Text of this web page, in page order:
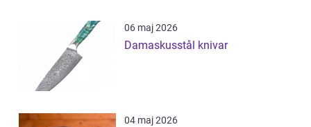
06 maj 2026
Damaskusstål knivar
04 maj 2026